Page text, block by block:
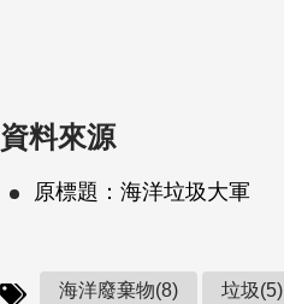
資料來源
原標題：海洋垃圾大軍
海洋廢棄物(8) 垃圾(5)